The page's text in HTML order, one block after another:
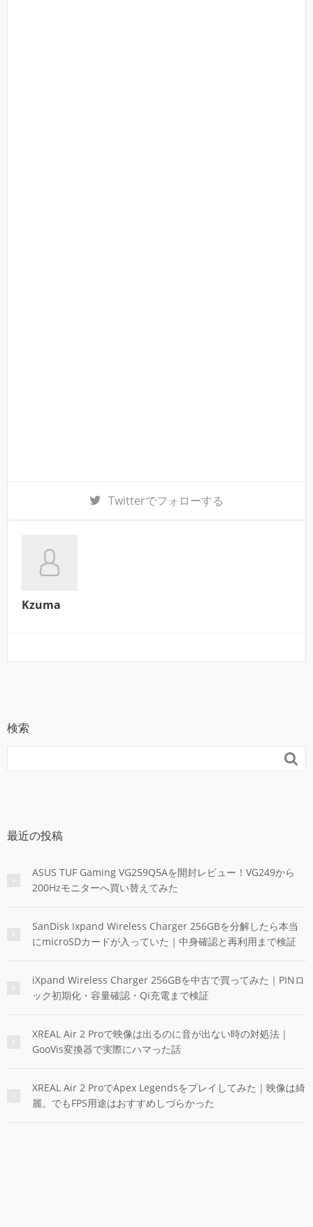
Twitterでフォローする
Kzuma
検索

最近の投稿
ASUS TUF Gaming VG259Q5Aを開封レビュー！VG249から
200Hzモニターへ買い替えてみた
SanDisk Ixpand Wireless Charger 256GBを分解したら本当
にmicroSDカードが入っていた｜中身確認と再利用まで検証
iXpand Wireless Charger 256GBを中古で買ってみた｜PINロ
ック初期化・容量確認・Qi充電まで検証
XREAL Air 2 Proで映像は出るのに音が出ない時の対処法｜
GooVis変換器で実際にハマった話
XREAL Air 2 ProでApex Legendsをプレイしてみた｜映像は綺
麗。でもFPS用途はおすすめしづらかった